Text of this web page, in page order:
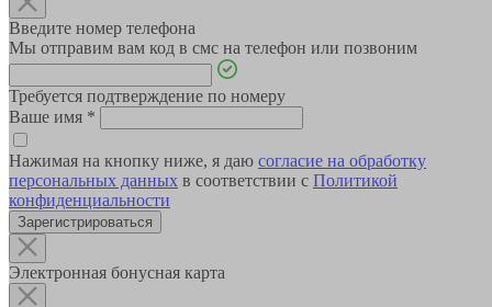
Введите номер телефона
Мы отправим вам код в смс на телефон или позвоним
Требуется подтверждение по номеру
Ваше имя *
Нажимая на кнопку ниже, я даю согласие на обработку
персональных данных в соответствии с Политикой
конфиденциальности
Зарегистрироваться
Электронная бонусная карта